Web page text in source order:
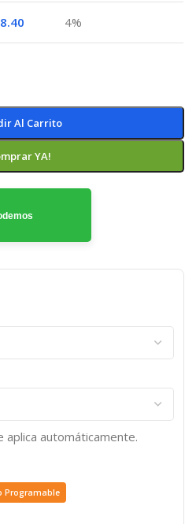
4%
Al Carrito
YA!
automáticamente.
Programable